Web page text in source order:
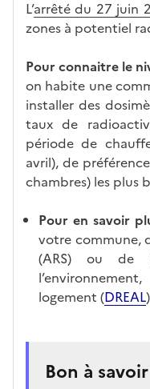
L’arrêté du 27 juin
zones à potentiel
Pour connaitre le
on habite une
installer des
taux de
période de
avril), de
chambres) les plus
Pour en savoir
votre commune,
(ARS) ou de
logement (DREAL
Bon à savoir